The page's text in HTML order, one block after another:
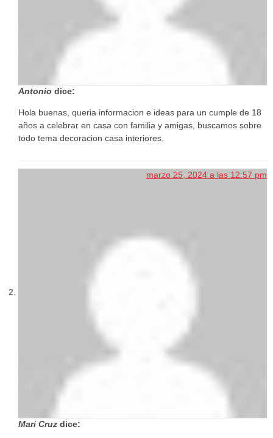
Antonio dice:
Hola buenas, queria informacion e ideas para un cumple de 18
años a celebrar en casa con familia y amigas, buscamos sobre
todo tema decoracion casa interiores.
Mari Cruz dice:
marzo 25, 2024 a las 12:57 pm